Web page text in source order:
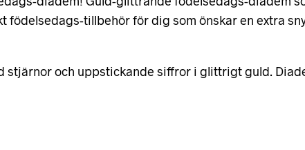
tillbehör för dig som önskar en extra
stjärnor och uppstickande siffror i glittrigt guld.